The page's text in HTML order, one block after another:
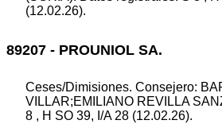
(12.02.26).
89207 - PROUNIOL SA.
Ceses/Dimisiones. Consejero:
VILLAR;EMILIANO REVILLA
8 , H SO 39, I/A 28 (12.02.26).